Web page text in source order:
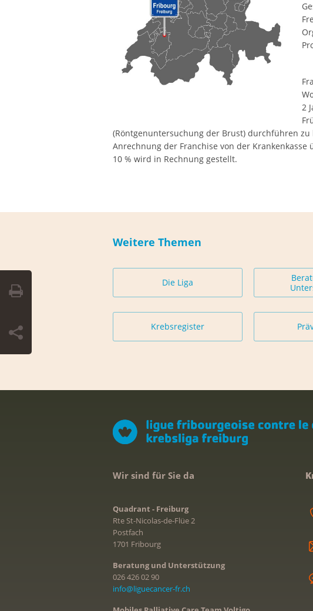
2
(Röntgenuntersuchung der Brust) durchführen
Anrechnung der Franchise von der
10 % wird in Rechnung gestellt.
Weitere Themen
Die Liga
Krebsregister
Wir sind für Sie da
Quadrant - Freiburg
Rte St-Nicolas-de-Flüe 2
Postfach
1701 Fribourg
Beratung und Unterstützung
026 426 02 90
info@liguecancer-fr.ch